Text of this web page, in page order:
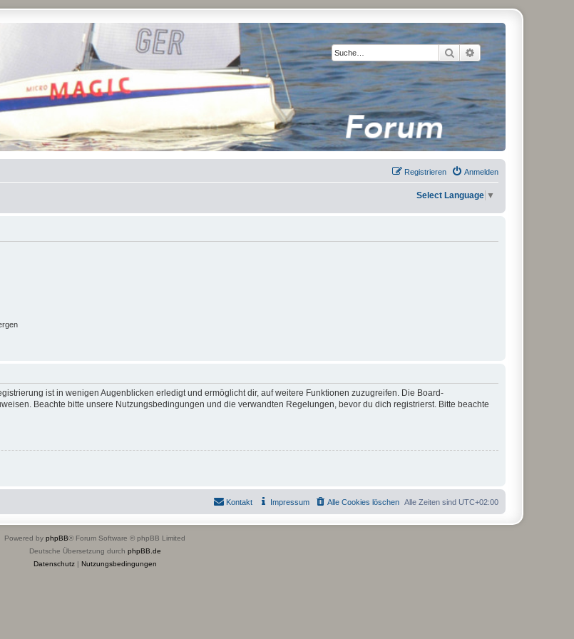
Suche Erweiterte Suche
Anmelden
Registrieren
Select Language ▼
ist in wenigen Augenblicken erledigt und ermöglicht dir, auf weitere Funktionen zuzugreifen. Die Board-
Beachte bitte unsere Nutzungsbedingungen und die verwandten Regelungen, bevor du dich registrierst. Bitte beachte
Alle Zeiten sind UTC+02:00
Alle Cookies löschen
Impressum
Kontakt
Powered by phpBB® Forum Software © phpBB Limited
Deutsche Übersetzung durch phpBB.de
Datenschutz| Nutzungsbedingungen